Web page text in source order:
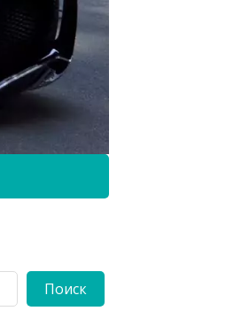
Поиск